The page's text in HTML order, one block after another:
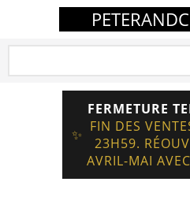
✨
FERMETURE
FIN DES
23H59.
AVRIL-MAI